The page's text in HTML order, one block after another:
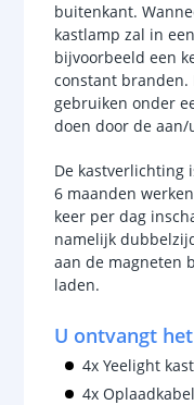
buitenkant.
kastlamp zal in
bijvoorbeeld een
constant
gebruiken onder
doen door de
De kastverlichting
6 maanden
keer per dag
namelijk
aan de magneten
laden.
U ontvangt
4x Yeelight
4x Oplaadkabel